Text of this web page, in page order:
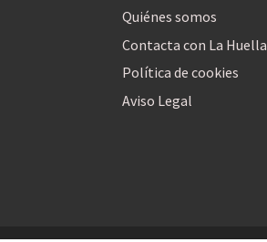
Quiénes somos
Contacta con La Huella
Política de cookies
Aviso Legal